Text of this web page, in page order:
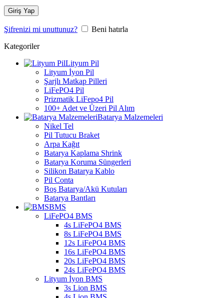
Giriş Yap
Şifrenizi mi unuttunuz?
Beni hatırla
Kategoriler
Lityum Pil
Lityum İyon Pil
Şarjlı Matkap Pilleri
LiFePO4 Pil
Prizmatik LiFepo4 Pil
100+ Adet ve Üzeri Pil Alım
Batarya Malzemeleri
Nikel Tel
Pil Tutucu Braket
Arpa Kağıt
Batarya Kaplama Shrink
Batarya Koruma Süngerleri
Silikon Batarya Kablo
Pil Conta
Boş Batarya/Akü Kutuları
Batarya Bantları
BMS
LiFePO4 BMS
4s LiFePO4 BMS
8s LiFePO4 BMS
12s LiFePO4 BMS
16s LiFePO4 BMS
20s LiFePO4 BMS
24s LiFePO4 BMS
Lityum İyon BMS
3s Lion BMS